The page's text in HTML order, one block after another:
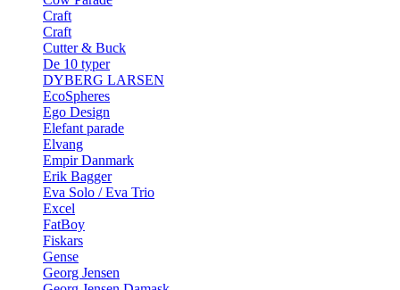
Craft
Craft
Cutter & Buck
De 10 typer
DYBERG LARSEN
EcoSpheres
Ego Design
Elefant parade
Elvang
Empir Danmark
Erik Bagger
Eva Solo / Eva Trio
Excel
FatBoy
Fiskars
Gense
Georg Jensen